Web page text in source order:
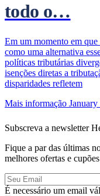
todo o…
Em um momento em que
como uma alternativa
políticas tributárias
isenções diretas a
disparidades refletem
Mais informação
Subscreva a newsletter
Fique a par das últimas
melhores ofertas e
É necessário um email